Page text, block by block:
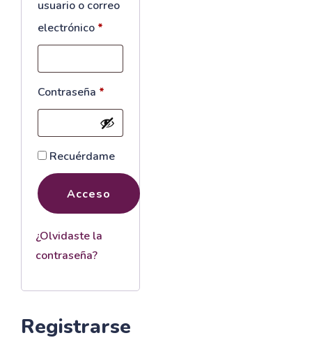
usuario o correo
electrónico *
Contraseña *
Recuérdame
Acceso
¿Olvidaste la
contraseña?
Registrarse